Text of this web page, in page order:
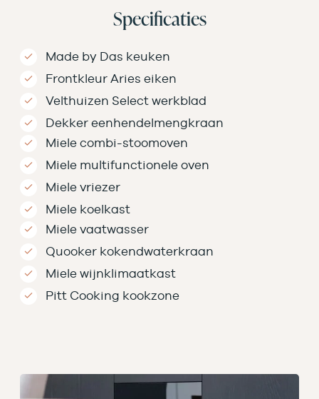
Specificaties
Made by Das keuken
Frontkleur Aries eiken
Velthuizen Select werkblad
Dekker eenhendelmengkraan
Miele combi-stoomoven
Miele multifunctionele oven
Miele vriezer
Miele koelkast
Miele vaatwasser
Quooker kokendwaterkraan
Miele wijnklimaatkast
Pitt Cooking kookzone